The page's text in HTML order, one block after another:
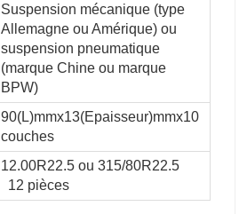
Suspension mécanique (type
Allemagne ou Amérique) ou
suspension pneumatique
(marque Chine ou marque
BPW)
90(L)mmx13(Epaisseur)mmx10
couches
12.00R22.5 ou 315/80R22.5
12 pièces